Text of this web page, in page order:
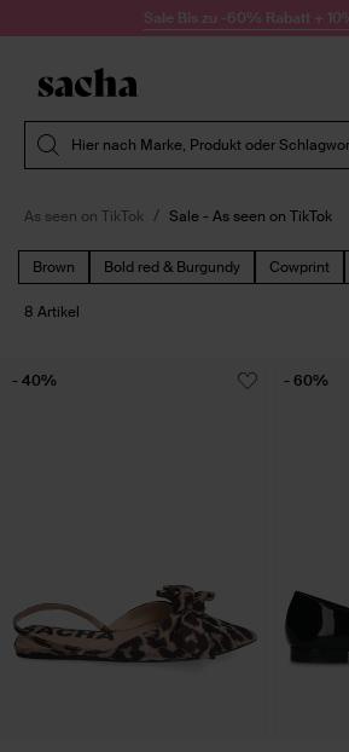
Zum Inhalt springenSale Bis zu -60% Rabatt +
Hier nach Marke, Produkt oder
As seen on TikTok Sale - As seen on TikTok
Brown Bold red & Burgundy Cowprint
8 Artikel
- 40% - 60%